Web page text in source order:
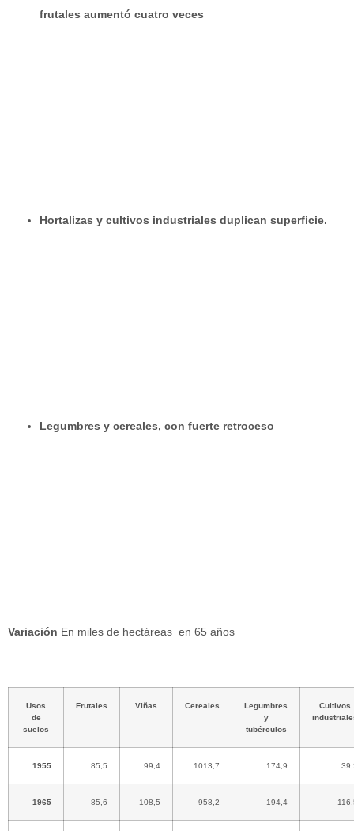
frutales aumentó cuatro veces
Hortalizas y cultivos industriales duplican superficie.
Legumbres y cereales, con fuerte retroceso
Variación En miles de hectáreas en 65 años
Usos
de
suelos
Frutales Viñas Cereales
Legumbres
y
tubérculos
Cultivos
1955 85,5 99,4 1013,7 174,9
1965 85,6 108,5 958,2 194,4